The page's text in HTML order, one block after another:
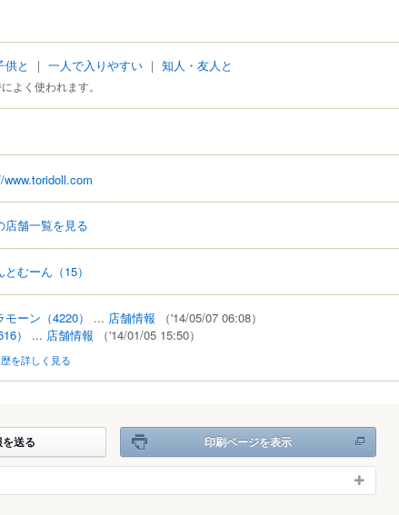
供と ｜ 一人で入りやすい ｜ 知人・友人と
よく使われます。
www.toridoll.com
店舗一覧を見る
とむーん （15）
ーン （4220） ... 店舗情報
（'14/05/07 06:08）
） ... 店舗情報 （'14/01/05 15:50）
を詳しく見る
送る 印刷ページを表示